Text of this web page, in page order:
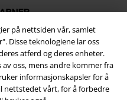
på nettsiden vår, samlet
Disse teknologiene lar oss
atferd og deres enheter.
oss, mens andre kommer fra
informasjonskapsler for å
nettstedet vårt, for å forbedre